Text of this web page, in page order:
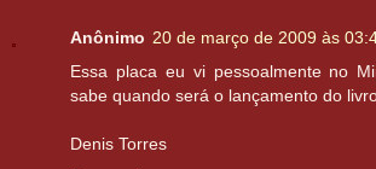
Anônimo 20 de março de 2009 às
Essa placa eu vi pessoalmente no
sabe quando será o lançamento do
Denis Torres